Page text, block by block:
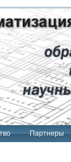
Партнеры